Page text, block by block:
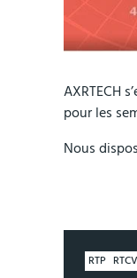
AXRTECH
pour les
Nous
RTP